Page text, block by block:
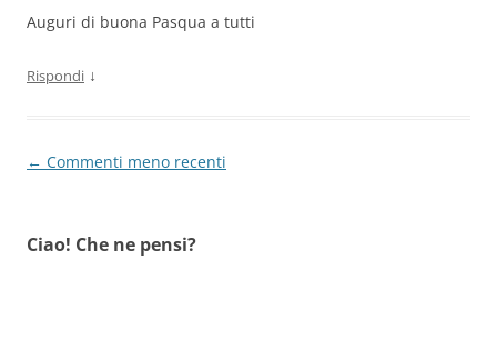
Auguri di buona Pasqua a tutti
Rispondi ↓
Navigazione
← Commenti meno recenti
Ciao! Che ne pensi?